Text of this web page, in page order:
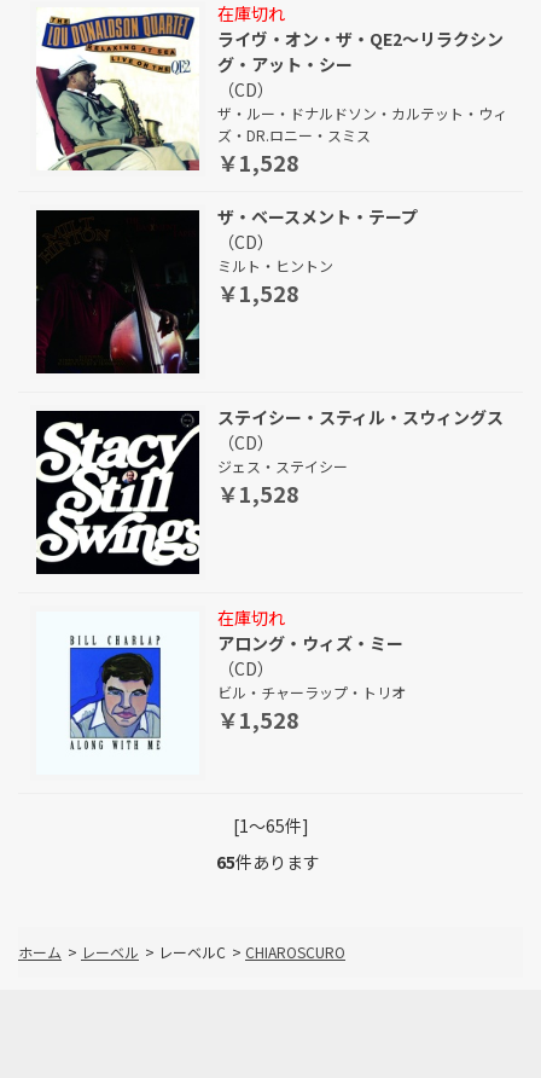
在庫切れ
ライヴ・オン・ザ・QE2～リラクシン
グ・アット・シー
（CD）
ザ・ルー・ドナルドソン・カルテット・ウィ
ズ・DR.ロニー・スミス
￥1,528
ザ・ベースメント・テープ
（CD）
ミルト・ヒントン
￥1,528
ステイシー・スティル・スウィングス
（CD）
ジェス・ステイシー
￥1,528
在庫切れ
アロング・ウィズ・ミー
（CD）
ビル・チャーラップ・トリオ
￥1,528
[1～65件]
65件あります
ホーム > レーベル > レーベルC > CHIAROSCURO